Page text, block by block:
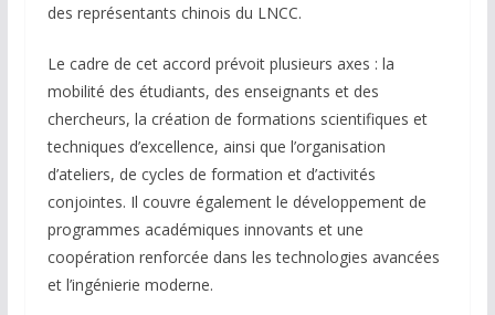
des représentants chinois du LNCC.
Le cadre de cet accord prévoit plusieurs axes : la
mobilité des étudiants, des enseignants et des
chercheurs, la création de formations scientifiques et
techniques d’excellence, ainsi que l’organisation
d’ateliers, de cycles de formation et d’activités
conjointes. Il couvre également le développement de
programmes académiques innovants et une
coopération renforcée dans les technologies avancées
et l’ingénierie moderne.